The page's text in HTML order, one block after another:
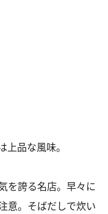
品な風味。
を誇る名店。早々に
意。そばだしで炊い